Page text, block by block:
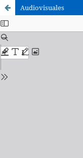
Audiovisuales